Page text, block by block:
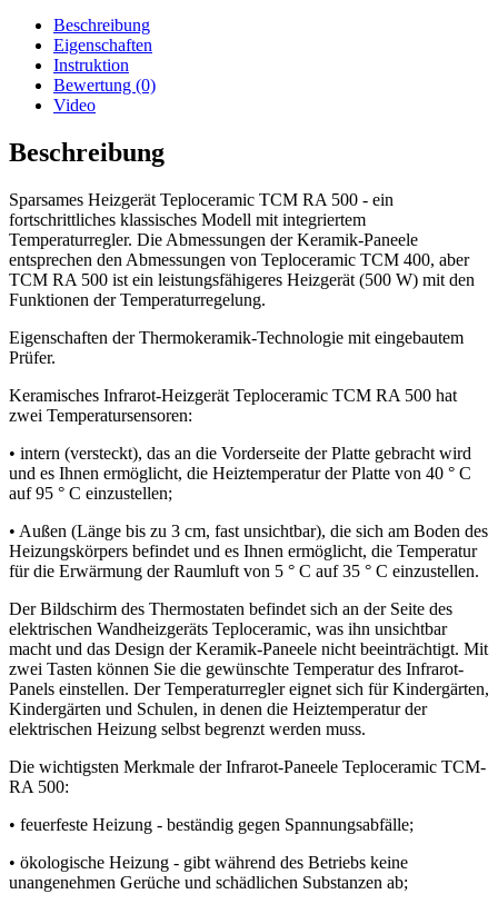
Beschreibung
Eigenschaften
Instruktion
Bewertung (0)
Video
Beschreibung
Sparsames Heizgerät Teploceramic TCM RA 500 - ein
fortschrittliches klassisches Modell mit integriertem
Temperaturregler. Die Abmessungen der Keramik-Paneele
entsprechen den Abmessungen von Teploceramic TCM 400, aber
TCM RA 500 ist ein leistungsfähigeres Heizgerät (500 W) mit den
Funktionen der Temperaturregelung.
Eigenschaften der Thermokeramik-Technologie mit eingebautem
Prüfer.
Keramisches Infrarot-Heizgerät Teploceramic TCM RA 500 hat
zwei Temperatursensoren:
• intern (versteckt), das an die Vorderseite der Platte gebracht wird
und es Ihnen ermöglicht, die Heiztemperatur der Platte von 40 ° C
auf 95 ° C einzustellen;
• Außen (Länge bis zu 3 cm, fast unsichtbar), die sich am Boden des
Heizungskörpers befindet und es Ihnen ermöglicht, die Temperatur
für die Erwärmung der Raumluft von 5 ° C auf 35 ° C einzustellen.
Der Bildschirm des Thermostaten befindet sich an der Seite des
elektrischen Wandheizgeräts Teploceramic, was ihn unsichtbar
macht und das Design der Keramik-Paneele nicht beeinträchtigt. Mit
zwei Tasten können Sie die gewünschte Temperatur des Infrarot-
Panels einstellen. Der Temperaturregler eignet sich für Kindergärten,
Kindergärten und Schulen, in denen die Heiztemperatur der
elektrischen Heizung selbst begrenzt werden muss.
Die wichtigsten Merkmale der Infrarot-Paneele Teploceramic TCM-
RA 500:
• feuerfeste Heizung - beständig gegen Spannungsabfälle;
• ökologische Heizung - gibt während des Betriebs keine
unangenehmen Gerüche und schädlichen Substanzen ab;